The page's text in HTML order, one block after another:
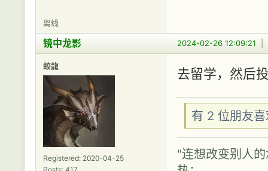
离线
2024-02-26 12:09:21
镜中龙影
蛟龍
Registered: 2020-04-25
去留学，然后
有 2 位朋友
"连想改变别人